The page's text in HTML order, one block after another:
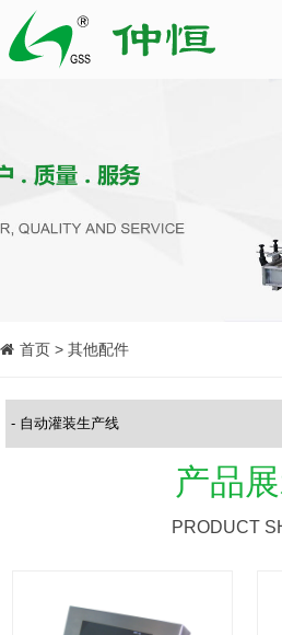
首页 > 其他配件
产品
PRODUCT